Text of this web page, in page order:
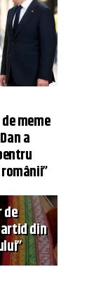
meme
a
de
din